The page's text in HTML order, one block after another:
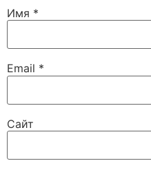
Имя *
Email *
Сайт